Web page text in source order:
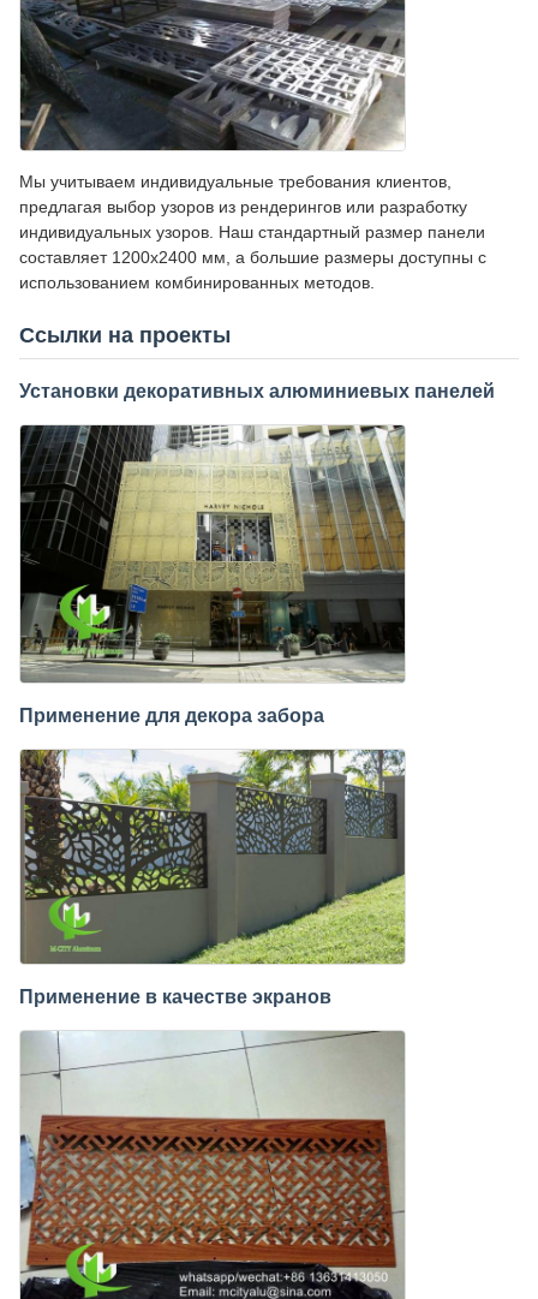
Мы учитываем индивидуальные требования клиентов,
предлагая выбор узоров из рендерингов или разработку
индивидуальных узоров. Наш стандартный размер панели
составляет 1200x2400 мм, а большие размеры доступны с
использованием комбинированных методов.
Ссылки на проекты
Установки декоративных алюминиевых панелей
Применение для декора забора
Применение в качестве экранов